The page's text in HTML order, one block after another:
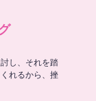
し、それを踏
れるから、挫